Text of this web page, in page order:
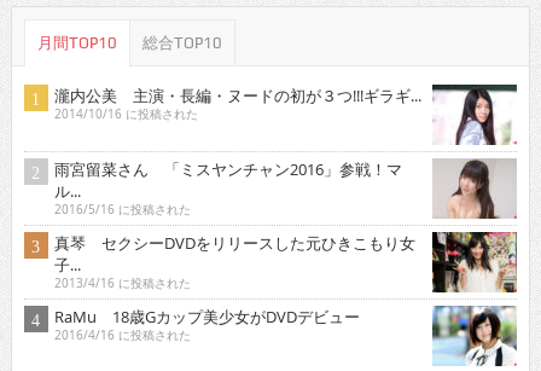
月間TOP10 総合TOP10
瀧内公美 主演・長編・ヌードの初が３つ!!!ギラギ...
2014/10/16 に投稿された
雨宮留菜さん 「ミスヤンチャン2016」参戦！マ
ル...
2016/5/16 に投稿された
真琴 セクシーDVDをリリースした元ひきこもり女
子...
2013/4/16 に投稿された
RaMu 18歳Gカップ美少女がDVDデビュー
2016/4/16 に投稿された